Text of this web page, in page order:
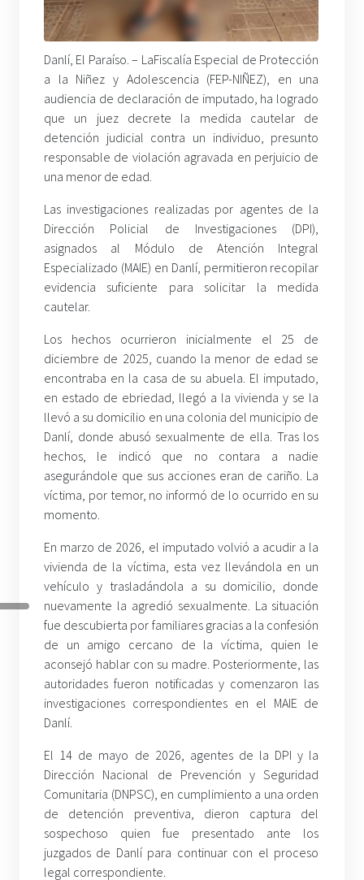
Danlí, El Paraíso. – LaFiscalía Especial de Protección
a la Niñez y Adolescencia (FEP-NIÑEZ), en una
audiencia de declaración de imputado, ha logrado
que un juez decrete la medida cautelar de
detención judicial contra un individuo, presunto
responsable de violación agravada en perjuicio de
una menor de edad.
Las investigaciones realizadas por agentes de la
Dirección Policial de Investigaciones (DPI),
asignados al Módulo de Atención Integral
Especializado (MAIE) en Danlí, permitieron recopilar
evidencia suficiente para solicitar la medida
cautelar.
Los hechos ocurrieron inicialmente el 25 de
diciembre de 2025, cuando la menor de edad se
encontraba en la casa de su abuela. El imputado,
en estado de ebriedad, llegó a la vivienda y se la
llevó a su domicilio en una colonia del municipio de
Danlí, donde abusó sexualmente de ella. Tras los
hechos, le indicó que no contara a nadie
asegurándole que sus acciones eran de cariño. La
víctima, por temor, no informó de lo ocurrido en su
momento.
En marzo de 2026, el imputado volvió a acudir a la
vivienda de la víctima, esta vez llevándola en un
vehículo y trasladándola a su domicilio, donde
nuevamente la agredió sexualmente. La situación
fue descubierta por familiares gracias a la confesión
de un amigo cercano de la víctima, quien le
aconsejó hablar con su madre. Posteriormente, las
autoridades fueron notificadas y comenzaron las
investigaciones correspondientes en el MAIE de
Danlí.
El 14 de mayo de 2026, agentes de la DPI y la
Dirección Nacional de Prevención y Seguridad
Comunitaria (DNPSC), en cumplimiento a una orden
de detención preventiva, dieron captura del
sospechoso quien fue presentado ante los
juzgados de Danlí para continuar con el proceso
legal correspondiente.